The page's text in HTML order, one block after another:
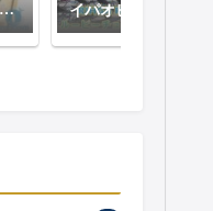
イパオビーチでモン
ーガー、チャモロプ
食べてユナイテッド